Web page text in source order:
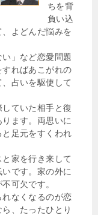
ちを背
負い込
よどんだ悩みを
い」など恋愛問題
ればあこがれの
占いを駆使して
していた相手と復
ます。両思いに
足元をすくわれ
家を行き来して
です。家の外に
可欠です。
なくなるのが恋
、たったひとり